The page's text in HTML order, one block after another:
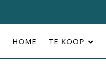
HOME TE KOOP